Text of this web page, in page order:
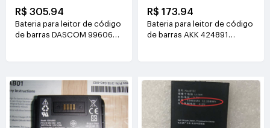
R$ 305.94
Bateria para leitor de código
de barras DASCOM 99606
R$ 173.94
Bateria para leitor de código
de barras AKK 424891